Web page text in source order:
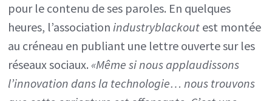
pour le contenu de ses paroles. En quelques
heures, l’associationindustryblackout est montée
au créneau en publiant une lettre ouverte sur les
réseaux sociaux. «Même si nous applaudissons
l’innovation dans la technologie… nous trouvons